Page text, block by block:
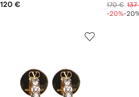
120 € 170 €
-20%-